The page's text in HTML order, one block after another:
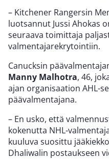
– Kitchener Rangersin
luotsannut Jussi Ahokas
seuraava toimittaja
valmentajarekrytointiin.
Canucksin
Manny Malhotra, 46,
ajan organisaation AHL-
päävalmentajana.
– En usko, että
kokenutta NHL-
kuuluva suosittu
Dhaliwalin postaukseen